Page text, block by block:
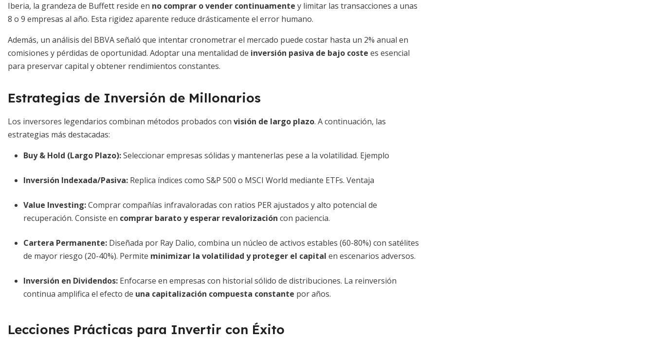
Iberia, la grandeza de Buffett reside en no comprar o vender continuamente y limitar las transacciones a unas
8 o 9 empresas al año. Esta rigidez aparente reduce drásticamente el error humano.
Además, un análisis del BBVA señaló que intentar cronometrar el mercado puede costar hasta un 2% anual en
comisiones y pérdidas de oportunidad. Adoptar una mentalidad de inversión pasiva de bajo coste es esencial
para preservar capital y obtener rendimientos constantes.
Estrategias de Inversión de Millonarios
Los inversores legendarios combinan métodos probados con visión de largo plazo. A continuación, las
estrategias más destacadas:
Buy & Hold (Largo Plazo):Seleccionar empresas sólidas y mantenerlas pese a la volatilidad. Ejemplo
Inversión Indexada/Pasiva: Replica índices como S&P 500 o MSCI World mediante ETFs. Ventaja
Value Investing:Comprar compañías infravaloradas con ratios PER ajustados y alto potencial de
recuperación. Consiste en comprar barato y esperar revalorización con paciencia.
Cartera Permanente: Diseñada por Ray Dalio, combina un núcleo de activos estables (60-80%) con satélites
de mayor riesgo (20-40%). Permite minimizar la volatilidad y proteger el capital en escenarios adversos.
Inversión en Dividendos: Enfocarse en empresas con historial sólido de distribuciones. La reinversión
continua amplifica el efecto de una capitalización compuesta constante por años.
Lecciones Prácticas para Invertir con Éxito